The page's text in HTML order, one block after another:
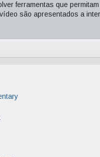
ferramentas que
são apresentados a